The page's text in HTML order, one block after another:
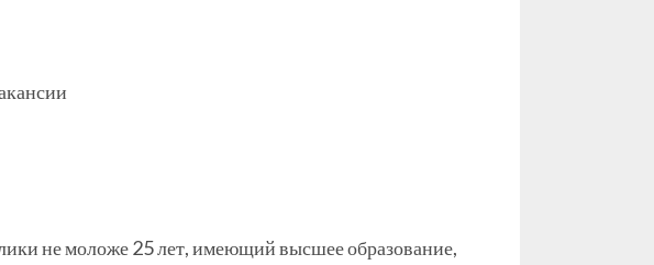
не моложе 25 лет, имеющий высшее образование,